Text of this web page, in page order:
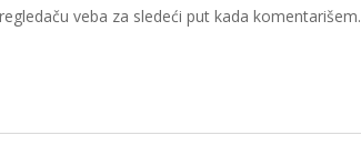
veba za sledeći put kada komentarišem.